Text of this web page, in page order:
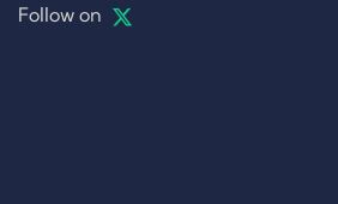
Follow on